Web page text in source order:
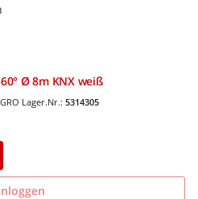
Ø 8m KNX weiß
Lager.Nr.: 5314305